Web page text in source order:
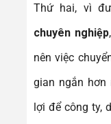
Thứ hai, vì
chuyên nghiệp
nên việc
gian ngắn hơn
lợi để công ty,